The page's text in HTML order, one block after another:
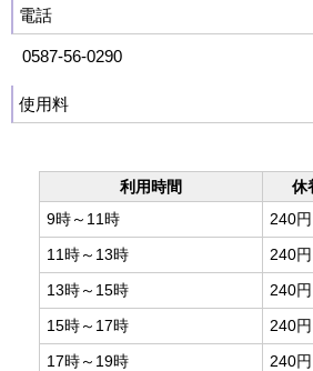
電話
0587-56-0290
使用料
利用時間 休
9時～11時
240円
11時～13時
240円
13時～15時
240円
15時～17時
240円
17時～19時
240円